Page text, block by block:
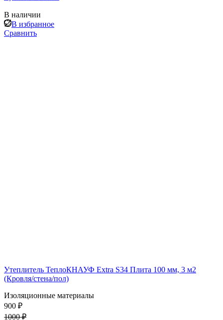
В наличии
В избранное
Сравнить
Утеплитель ТеплоКНАУФ Extra S34 Плита 100 мм, 3 м2
(Кровля/стена/пол)
Изоляционные материалы
900 ₽
1000 ₽